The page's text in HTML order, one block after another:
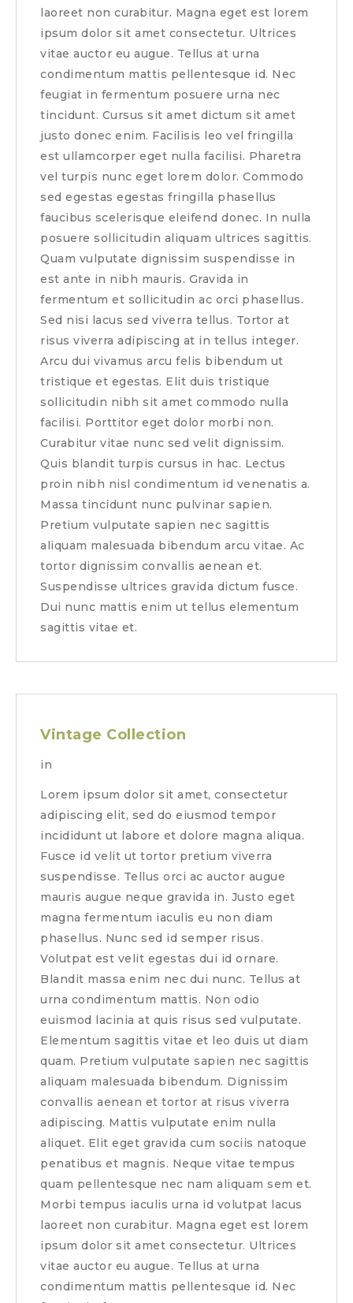
laoreet non curabitur. Magna eget est lorem
ipsum dolor sit amet consectetur. Ultrices
vitae auctor eu augue. Tellus at urna
condimentum mattis pellentesque id. Nec
feugiat in fermentum posuere urna nec
tincidunt. Cursus sit amet dictum sit amet
justo donec enim. Facilisis leo vel fringilla
est ullamcorper eget nulla facilisi. Pharetra
vel turpis nunc eget lorem dolor. Commodo
sed egestas egestas fringilla phasellus
faucibus scelerisque eleifend donec. In nulla
posuere sollicitudin aliquam ultrices sagittis.
Quam vulputate dignissim suspendisse in
est ante in nibh mauris. Gravida in
fermentum et sollicitudin ac orci phasellus.
Sed nisi lacus sed viverra tellus. Tortor at
risus viverra adipiscing at in tellus integer.
Arcu dui vivamus arcu felis bibendum ut
tristique et egestas. Elit duis tristique
sollicitudin nibh sit amet commodo nulla
facilisi. Porttitor eget dolor morbi non.
Curabitur vitae nunc sed velit dignissim.
Quis blandit turpis cursus in hac. Lectus
proin nibh nisl condimentum id venenatis a.
Massa tincidunt nunc pulvinar sapien.
Pretium vulputate sapien nec sagittis
aliquam malesuada bibendum arcu vitae. Ac
tortor dignissim convallis aenean et.
Suspendisse ultrices gravida dictum fusce.
Dui nunc mattis enim ut tellus elementum
sagittis vitae et.
Vintage Collection
in
Lorem ipsum dolor sit amet, consectetur
adipiscing elit, sed do eiusmod tempor
incididunt ut labore et dolore magna aliqua.
Fusce id velit ut tortor pretium viverra
suspendisse. Tellus orci ac auctor augue
mauris augue neque gravida in. Justo eget
magna fermentum iaculis eu non diam
phasellus. Nunc sed id semper risus.
Volutpat est velit egestas dui id ornare.
Blandit massa enim nec dui nunc. Tellus at
urna condimentum mattis. Non odio
euismod lacinia at quis risus sed vulputate.
Elementum sagittis vitae et leo duis ut diam
quam. Pretium vulputate sapien nec sagittis
aliquam malesuada bibendum. Dignissim
convallis aenean et tortor at risus viverra
adipiscing. Mattis vulputate enim nulla
aliquet. Elit eget gravida cum sociis natoque
penatibus et magnis. Neque vitae tempus
quam pellentesque nec nam aliquam sem et.
Morbi tempus iaculis urna id volutpat lacus
laoreet non curabitur. Magna eget est lorem
ipsum dolor sit amet consectetur. Ultrices
vitae auctor eu augue. Tellus at urna
condimentum mattis pellentesque id. Nec